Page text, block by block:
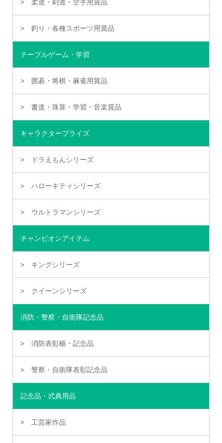
柔道・剣道・空手用賞品
釣り・各種スポーツ用賞品
テーブルゲーム・学習
囲碁・将棋・麻雀用賞品
書道・珠算・学習・音楽賞品
キャラクタープライズ
ドラえもんシリーズ
ハローキティシリーズ
ウルトラマンシリーズ
チャンピオンアイテム
キングシリーズ
クイーンシリーズ
消防・警察・自衛隊記念品
消防表彰楯・記念品
警察・自衛隊表彰記念品
記念品・式典用品
工芸家作品